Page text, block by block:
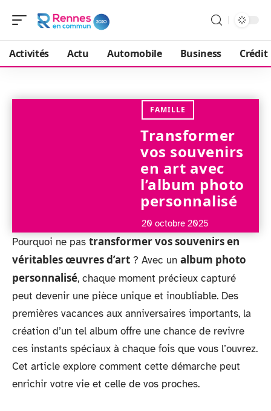
Activités Actu Automobile Business Crédit
FAMILLE
Transformer
vos souvenirs
en art avec
l’album photo
personnalisé
20 octobre 2025
Pourquoi ne pas transformer vos souvenirs en
véritables œuvres d’art ? Avec un album photo
personnalisé, chaque moment précieux capturé
peut devenir une pièce unique et inoubliable. Des
premières vacances aux anniversaires importants, la
création d’un tel album offre une chance de revivre
ces instants spéciaux à chaque fois que vous l’ouvrez.
Cet article explore comment cette démarche peut
enrichir votre vie et celle de vos proches.